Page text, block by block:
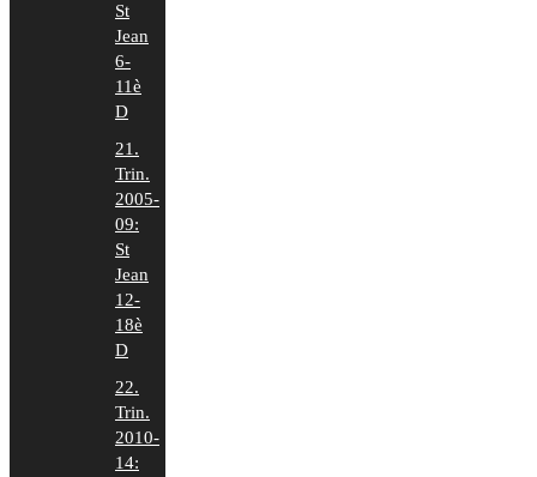
St
Jean
6-
11è
D
21.
Trin.
2005-
09:
St
Jean
12-
18è
D
22.
Trin.
2010-
14: